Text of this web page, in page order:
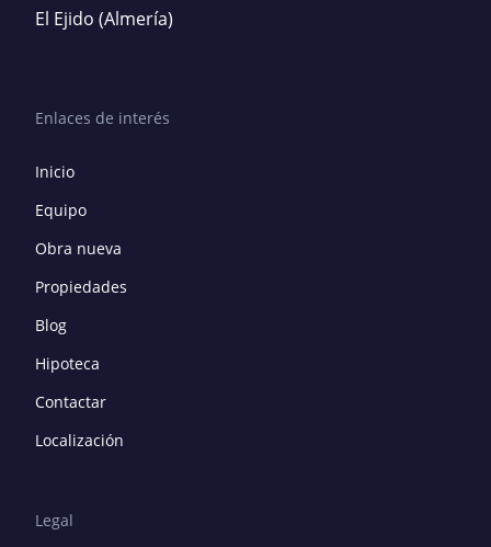
El Ejido (Almería)
Enlaces de interés
Inicio
Equipo
Obra nueva
Propiedades
Blog
Hipoteca
Contactar
Localización
Legal